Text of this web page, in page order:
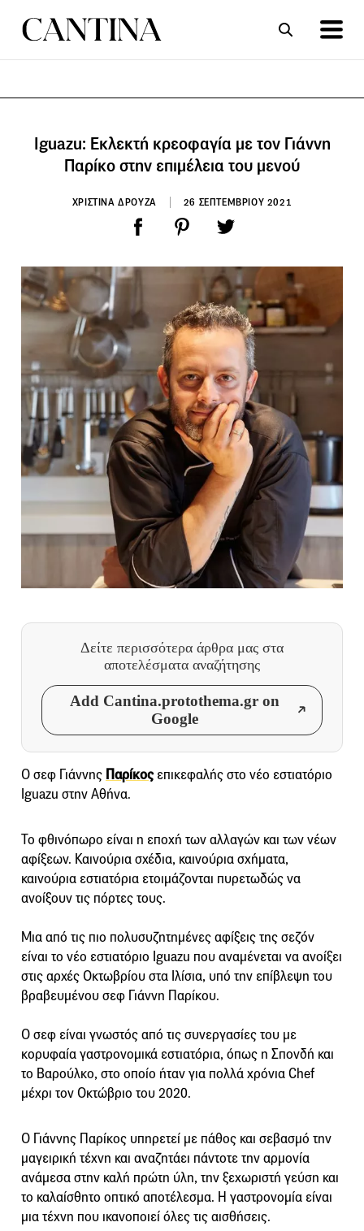
Iguazu: Εκλεκτή κρεοφαγία με τον Γιάννη
Παρίκο στην επιμέλεια του μενού
ΧΡΙΣΤΙΝΑ ΔΡΟΥΖΑ 26 ΣΕΠΤΕΜΒΡΙΟΥ 2021
Δείτε περισσότερα άρθρα μας στα
αποτελέσματα αναζήτησης
Add Cantina.protothema.gr on
Google
Ο σεφ Γιάννης Παρίκοςεπικεφαλής στο νέο εστιατόριο
Iguazu στην Αθήνα.
Το φθινόπωρο είναι η εποχή των αλλαγών και των νέων
αφίξεων. Καινούρια σχέδια, καινούρια σχήματα,
καινούρια εστιατόρια ετοιμάζονται πυρετωδώς να
ανοίξουν τις πόρτες τους.
Μια από τις πιο πολυσυζητημένες αφίξεις της σεζόν
είναι το νέο εστιατόριο Iguazu που αναμένεται να ανοίξει
στις αρχές Οκτωβρίου στα Ιλίσια, υπό την επίβλεψη του
βραβευμένου σεφ Γιάννη Παρίκου.
Ο σεφ είναι γνωστός από τις συνεργασίες του με
κορυφαία γαστρονομικά εστιατόρια, όπως η Σπονδή και
το Βαρούλκο, στο οποίο ήταν για πολλά χρόνια Chef
μέχρι τον Οκτώβριο του 2020.
Ο Γιάννης Παρίκος υπηρετεί με πάθος και σεβασμό την
μαγειρική τέχνη και αναζητάει πάντοτε την αρμονία
ανάμεσα στην καλή πρώτη ύλη, την ξεχωριστή γεύση και
το καλαίσθητο οπτικό αποτέλεσμα. Η γαστρονομία είναι
μια τέχνη που ικανοποιεί όλες τις αισθήσεις.